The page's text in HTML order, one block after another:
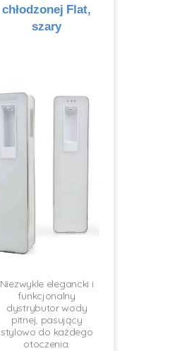
chłodzonej Flat,
szary
Niezwykle elegancki i
funkcjonalny
dystrybutor wody
pitnej, pasujący
stylowo do każdego
otoczenia.